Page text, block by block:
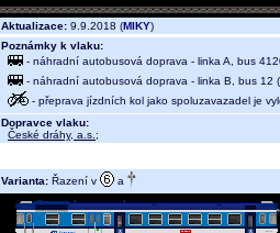
Aktualizace: 9.9.2018 (MIKY)
Poznámky k vlaku:
- náhradní autobusová doprava - linka A, bus
- náhradní autobusová doprava - linka B, bus
- přeprava jízdních kol jako spoluzavazadel je
Dopravce vlaku:
České dráhy, a.s. ;
Varianta: Řazení v a